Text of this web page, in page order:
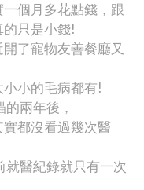
個月多花點錢，跟
只是小錢!
了寵物友善餐廳又
小的毛病都有!
兩年後，
都沒看過幾次醫
醫紀錄就只有一次